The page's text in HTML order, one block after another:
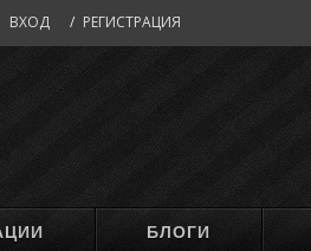
ВХОД / РЕГИСТРАЦИЯ
БЛОГИ